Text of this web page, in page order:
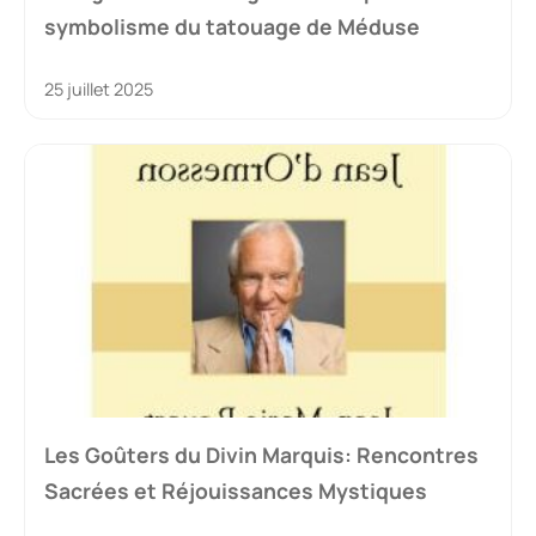
symbolisme du tatouage de Méduse
25 juillet 2025
Les Goûters du Divin Marquis: Rencontres
Sacrées et Réjouissances Mystiques